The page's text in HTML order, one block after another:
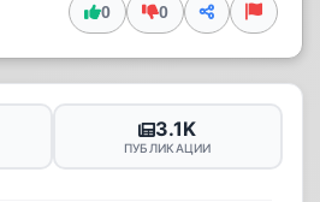
0 0
3.1K
ПУБЛИКАЦИИ